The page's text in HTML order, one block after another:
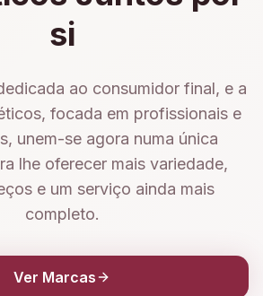
si
ao consumidor final, e a
focada em profissionais e
unem-se agora numa única
lhe oferecer mais variedade,
e um serviço ainda mais
completo.
Ver Marcas